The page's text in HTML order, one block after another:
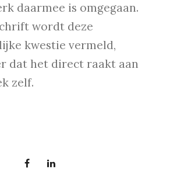
daarmee is omgegaan.
wordt deze
kwestie vermeld,
dat het direct raakt aan
zelf.